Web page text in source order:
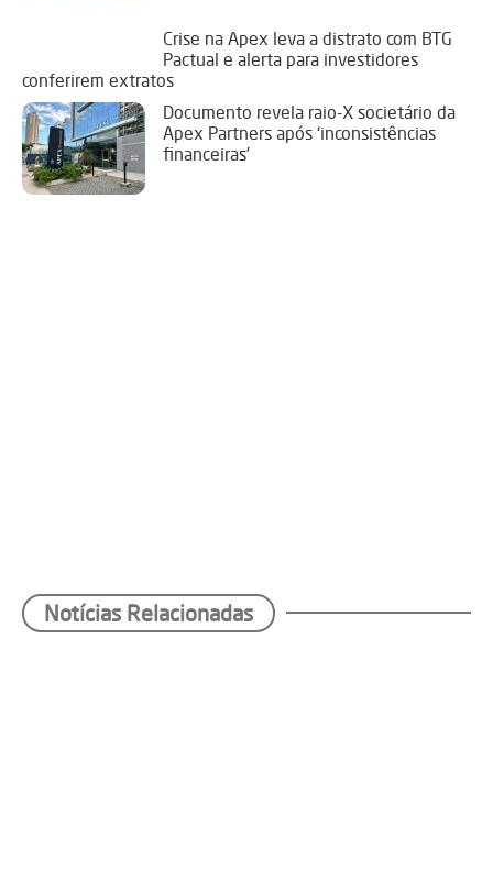
Crise na Apex leva a distrato com BTG
Pactual e alerta para investidores
conferirem extratos
Documento revela raio-X societário da
Apex Partners após ‘inconsistências
financeiras’
Notícias Relacionadas